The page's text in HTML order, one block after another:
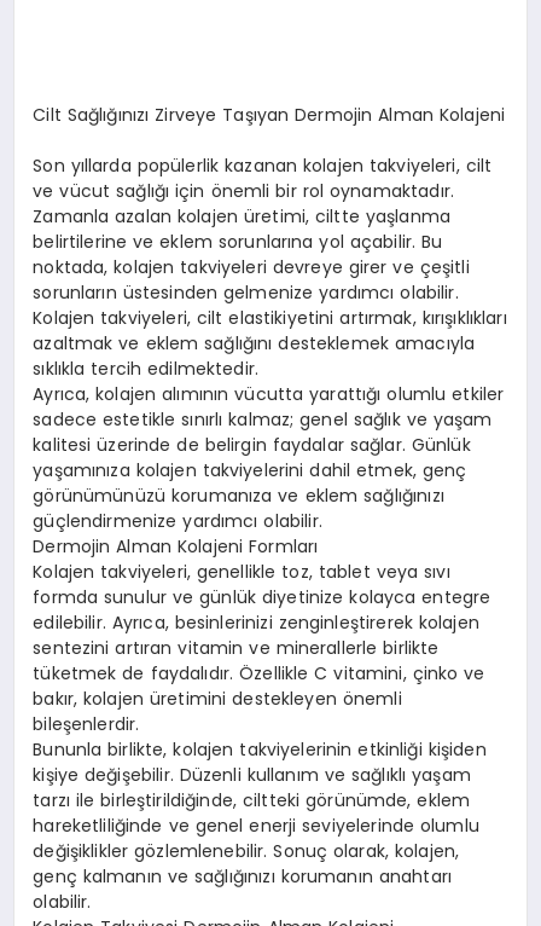
Cilt Sağlığınızı Zirveye Taşıyan Dermojin Alman Kolajeni
Son yıllarda popülerlik kazanan kolajen takviyeleri, cilt
ve vücut sağlığı için önemli bir rol oynamaktadır.
Zamanla azalan kolajen üretimi, ciltte yaşlanma
belirtilerine ve eklem sorunlarına yol açabilir. Bu
noktada, kolajen takviyeleri devreye girer ve çeşitli
sorunların üstesinden gelmenize yardımcı olabilir.
Kolajen takviyeleri, cilt elastikiyetini artırmak, kırışıklıkları
azaltmak ve eklem sağlığını desteklemek amacıyla
sıklıkla tercih edilmektedir.
Ayrıca, kolajen alımının vücutta yarattığı olumlu etkiler
sadece estetikle sınırlı kalmaz; genel sağlık ve yaşam
kalitesi üzerinde de belirgin faydalar sağlar. Günlük
yaşamınıza kolajen takviyelerini dahil etmek, genç
görünümünüzü korumanıza ve eklem sağlığınızı
güçlendirmenize yardımcı olabilir.
Dermojin Alman Kolajeni Formları
Kolajen takviyeleri, genellikle toz, tablet veya sıvı
formda sunulur ve günlük diyetinize kolayca entegre
edilebilir. Ayrıca, besinlerinizi zenginleştirerek kolajen
sentezini artıran vitamin ve minerallerle birlikte
tüketmek de faydalıdır. Özellikle C vitamini, çinko ve
bakır, kolajen üretimini destekleyen önemli
bileşenlerdir.
Bununla birlikte, kolajen takviyelerinin etkinliği kişiden
kişiye değişebilir. Düzenli kullanım ve sağlıklı yaşam
tarzı ile birleştirildiğinde, ciltteki görünümde, eklem
hareketliliğinde ve genel enerji seviyelerinde olumlu
değişiklikler gözlemlenebilir. Sonuç olarak, kolajen,
genç kalmanın ve sağlığınızı korumanın anahtarı
olabilir.